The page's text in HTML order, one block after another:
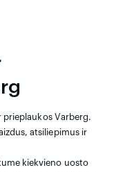
prieplaukos Varberg.
atsiliepimus ir
kiekvieno uosto